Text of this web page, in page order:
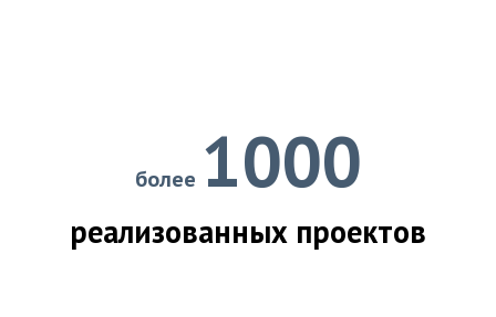
более 1000
реализованных проектов